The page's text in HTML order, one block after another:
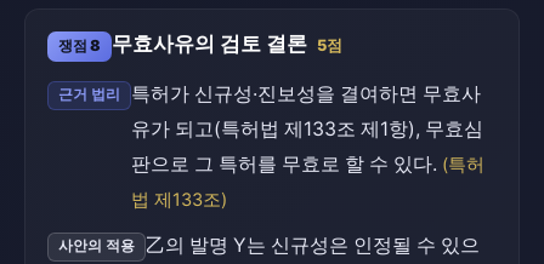
쟁점 8 무효사유의 검토 결론 5점
근거 법리
특허가 신규성·진보성을 결여하면 무효사
유가 되고(특허법 제133조 제1항), 무효심
판으로 그 특허를 무효로 할 수 있다. (특허
법 제133조)
사안의 적용
乙의 발명 Y는 신규성은 인정될 수 있으